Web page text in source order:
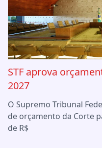
STF aprova
2027
O Supremo Tribunal
de orçamento da Corte
de R$